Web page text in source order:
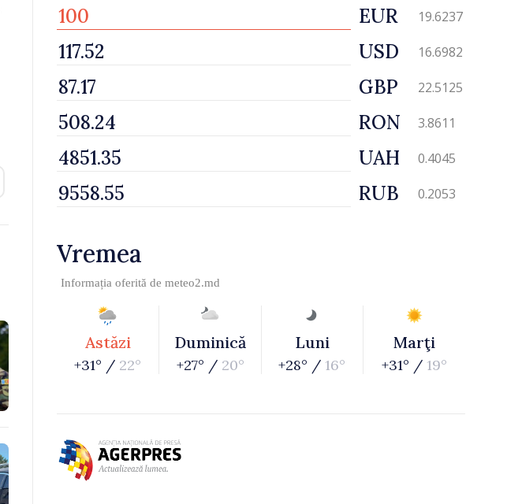
EUR 19.6237
USD 16.6982
GBP 22.5125
RON 3.8611
UAH 0.4045
RUB 0.2053
Vremea
Informația oferită de meteo2.md
Astăzi
+31° / 22°
Duminică
+27° / 20°
Luni
+28° / 16°
Marţi
+31° / 19°